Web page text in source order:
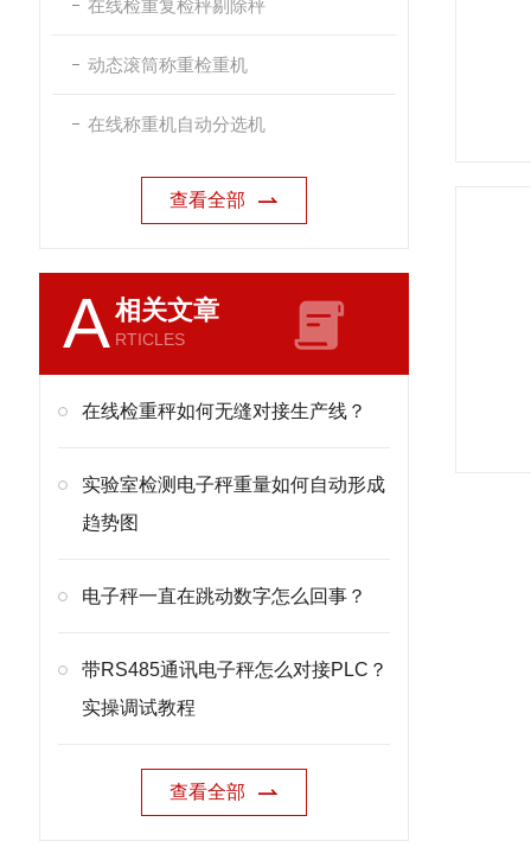
在线检重复检秤剔除秤
动态滚筒称重检重机
在线称重机自动分选机
查看全部
A相关文章
RTICLES
在线检重秤如何无缝对接生产线？
实验室检测电子秤重量如何自动形成
趋势图
电子秤一直在跳动数字怎么回事？
带RS485通讯电子秤怎么对接PLC？
实操调试教程
查看全部